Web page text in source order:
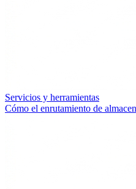
Servicios y herramientas
Cómo el enrutamiento de